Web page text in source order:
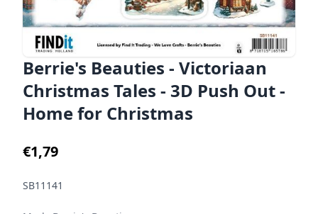
Berrie's Beauties - Victoriaan
Christmas Tales - 3D Push Out -
Home for Christmas
€1,79
SB11141